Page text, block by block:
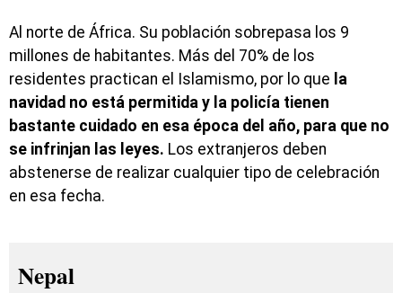
Al norte de África. Su población sobrepasa los 9
millones de habitantes. Más del 70% de los
residentes practican el Islamismo, por lo que la
navidad no está permitida y la policía tienen
bastante cuidado en esa época del año, para que no
se infrinjan las leyes. Los extranjeros deben
abstenerse de realizar cualquier tipo de celebración
en esa fecha.
Nepal